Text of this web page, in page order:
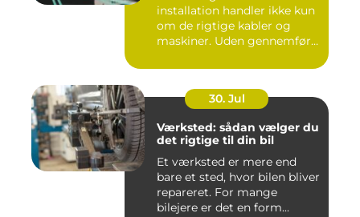
installation handler ikke kun
om de rigtige kabler og
maskiner. Uden gennemført
30. Jul
Værksted: sådan vælger du
det rigtige til din bil
Et værksted er mere end
bare et sted, hvor bilen bliver
repareret. For mange
bilejere er det en form...